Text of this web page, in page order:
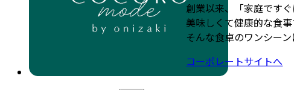
創業以来、「家庭です
美味しくて健康的な食
そんな食卓のワンシー
コーポレートサイトへ